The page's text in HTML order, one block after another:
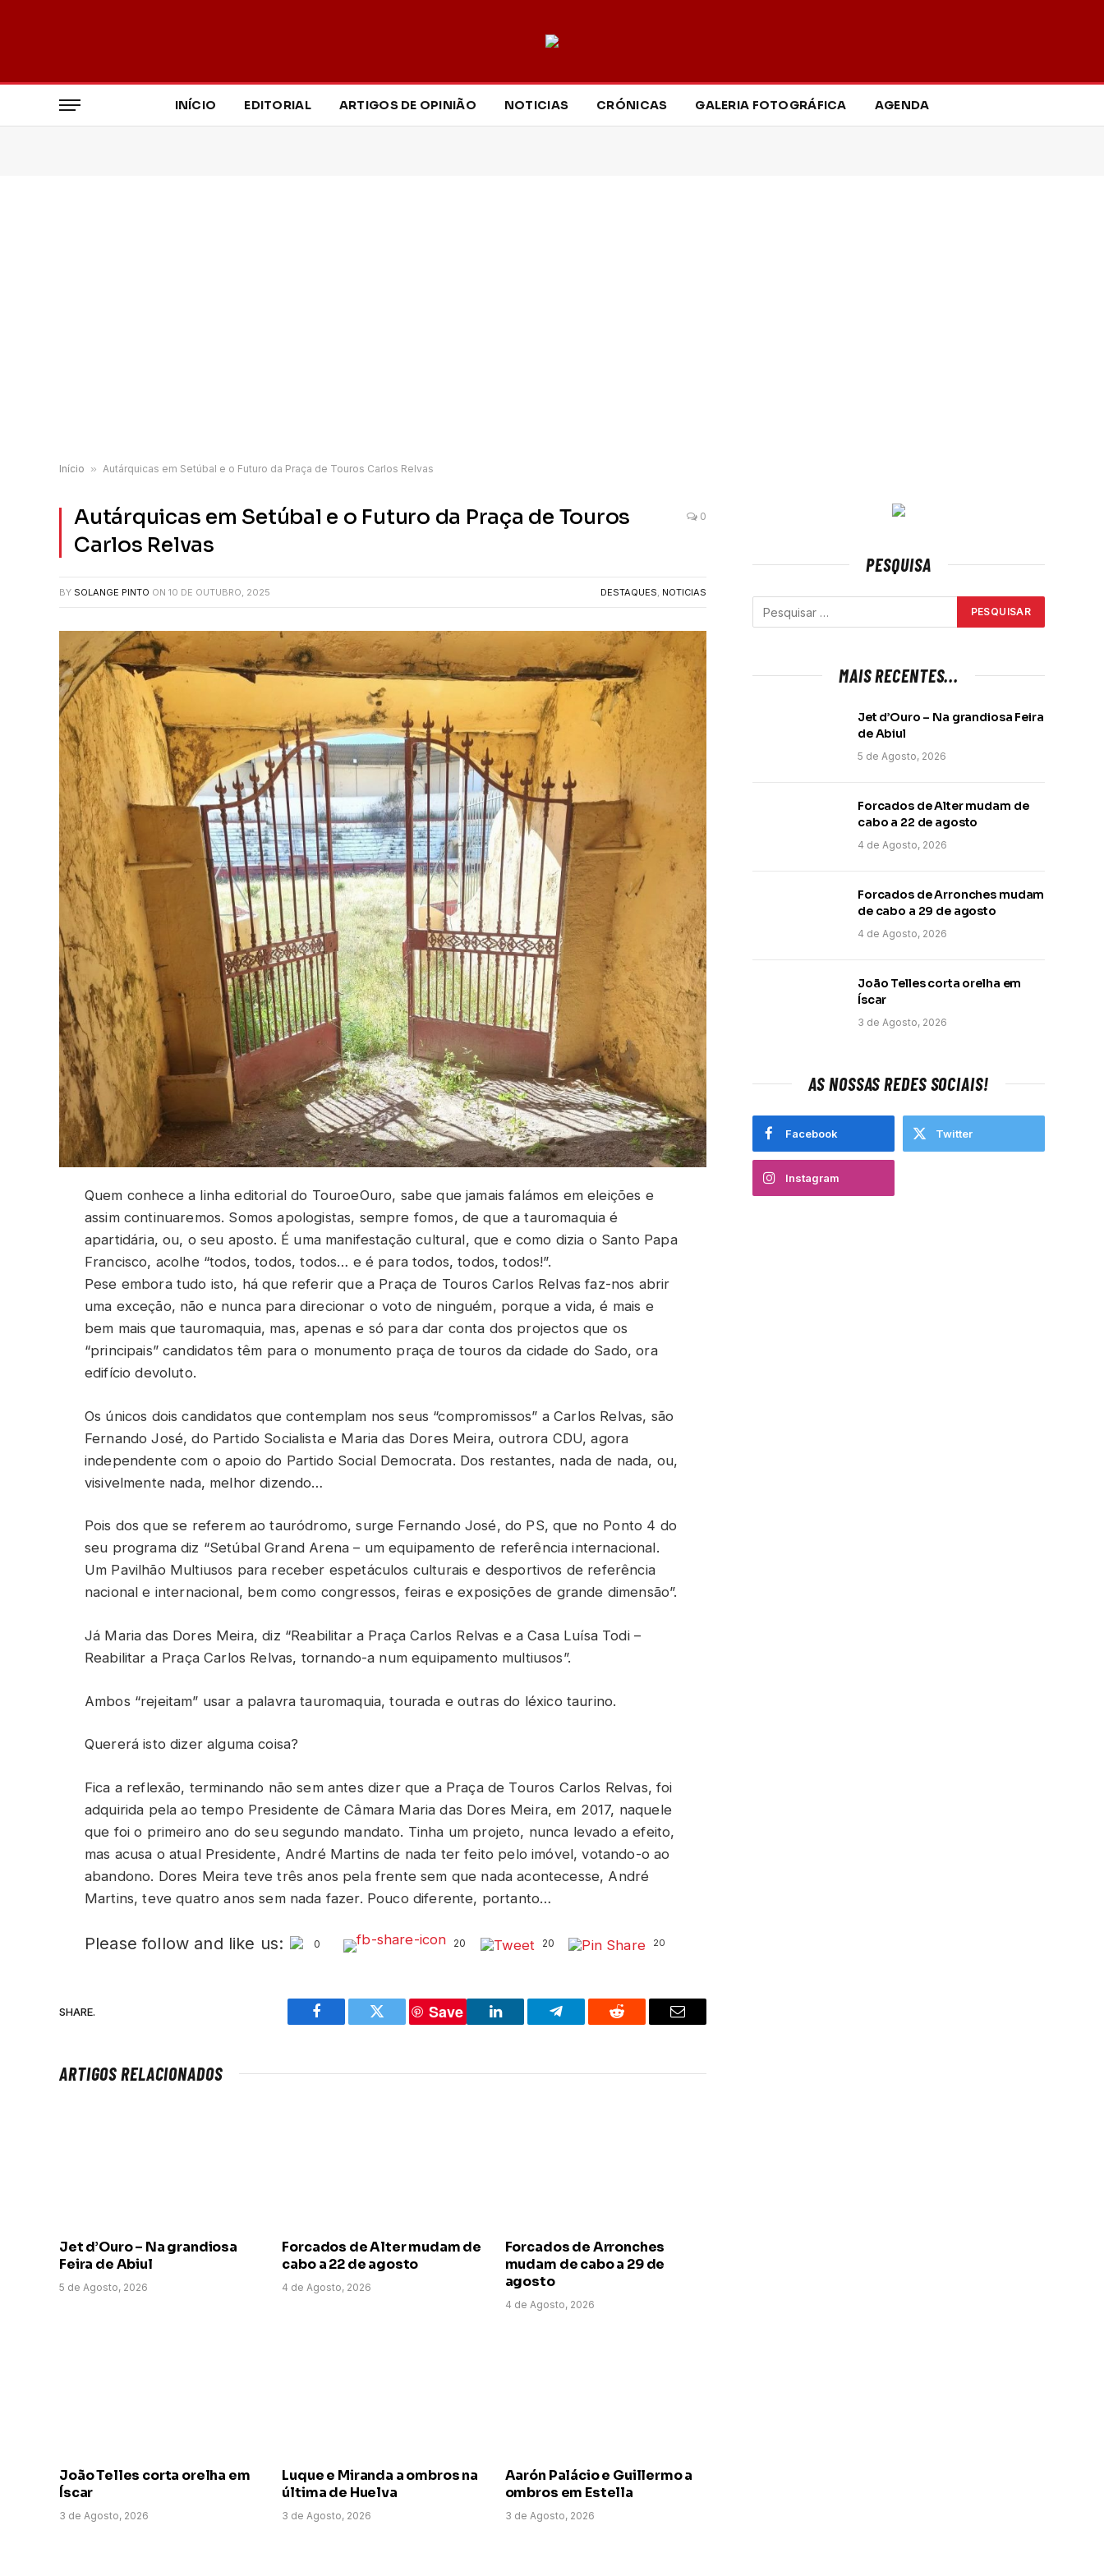
INÍCIO EDITORIAL ARTIGOS DE OPINIÃO NOTICIAS CRÓNICAS GALERIA FOTOGRÁFICA AGENDA
Início » Autárquicas em Setúbal e o Futuro da Praça de Touros Carlos Relvas
Autárquicas em Setúbal e o Futuro da Praça de Touros
Carlos Relvas
0
BY SOLANGE PINTO ON 10 DE OUTUBRO, 2025 DESTAQUES, NOTICIAS
Quem conhece a linha editorial do TouroeOuro, sabe que jamais falámos em eleições e
assim continuaremos. Somos apologistas, sempre fomos, de que a tauromaquia é
apartidária, ou, o seu aposto. É uma manifestação cultural, que e como dizia o Santo Papa
Francisco, acolhe “todos, todos, todos… e é para todos, todos, todos!”.
Pese embora tudo isto, há que referir que a Praça de Touros Carlos Relvas faz-nos abrir
uma exceção, não e nunca para direcionar o voto de ninguém, porque a vida, é mais e
bem mais que tauromaquia, mas, apenas e só para dar conta dos projectos que os
“principais” candidatos têm para o monumento praça de touros da cidade do Sado, ora
edifício devoluto.
Os únicos dois candidatos que contemplam nos seus “compromissos” a Carlos Relvas, são
Fernando José, do Partido Socialista e Maria das Dores Meira, outrora CDU, agora
independente com o apoio do Partido Social Democrata. Dos restantes, nada de nada, ou,
visivelmente nada, melhor dizendo…
Pois dos que se referem ao tauródromo, surge Fernando José, do PS, que no Ponto 4 do
seu programa diz “Setúbal Grand Arena – um equipamento de referência internacional.
Um Pavilhão Multiusos para receber espetáculos culturais e desportivos de referência
nacional e internacional, bem como congressos, feiras e exposições de grande dimensão”.
Já Maria das Dores Meira, diz “Reabilitar a Praça Carlos Relvas e a Casa Luísa Todi –
Reabilitar a Praça Carlos Relvas, tornando-a num equipamento multiusos”.
Ambos “rejeitam” usar a palavra tauromaquia, tourada e outras do léxico taurino.
Quererá isto dizer alguma coisa?
Fica a reflexão, terminando não sem antes dizer que a Praça de Touros Carlos Relvas, foi
adquirida pela ao tempo Presidente de Câmara Maria das Dores Meira, em 2017, naquele
que foi o primeiro ano do seu segundo mandato. Tinha um projeto, nunca levado a efeito,
mas acusa o atual Presidente, André Martins de nada ter feito pelo imóvel, votando-o ao
abandono. Dores Meira teve três anos pela frente sem que nada acontecesse, André
Martins, teve quatro anos sem nada fazer. Pouco diferente, portanto…
Please follow and like us: 0 20 20 20
SHARE.
Facebook Twitter
Save
LinkedIn Telegram Reddit Email
ARTIGOS RELACIONADOS
Jet d’Ouro – Na grandiosa
Feira de Abiul
5 de Agosto, 2026
Forcados de Alter mudam de
cabo a 22 de agosto
4 de Agosto, 2026
Forcados de Arronches
mudam de cabo a 29 de
agosto
4 de Agosto, 2026
João Telles corta orelha em
Íscar
3 de Agosto, 2026
Luque e Miranda a ombros na
última de Huelva
3 de Agosto, 2026
Aarón Palácio e Guillermo a
ombros em Estella
3 de Agosto, 2026
PESQUISA
MAIS RECENTES...
Jet d’Ouro – Na grandiosa Feira
de Abiul
5 de Agosto, 2026
Forcados de Alter mudam de
cabo a 22 de agosto
4 de Agosto, 2026
Forcados de Arronches mudam
de cabo a 29 de agosto
4 de Agosto, 2026
João Telles corta orelha em
Íscar
3 de Agosto, 2026
AS NOSSAS REDES SOCIAIS!
Facebook Twitter
Instagram